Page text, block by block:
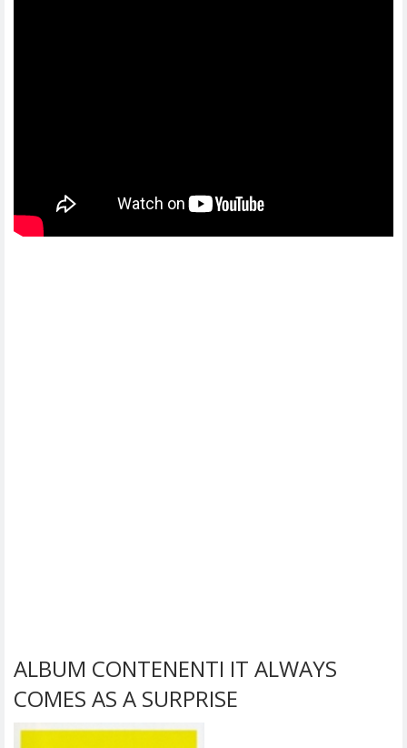
ALBUM CONTENENTI IT ALWAYS
COMES AS A SURPRISE